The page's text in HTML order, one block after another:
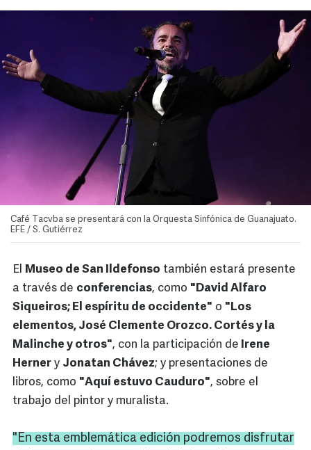
Café Tacvba se presentará con la Orquesta Sinfónica de Guanajuato.
EFE / S. Gutiérrez
El Museo de San Ildefonso también estará presente
a través de conferencias, como "David Alfaro
Siqueiros; El espíritu de occidente" o "Los
elementos, José Clemente Orozco. Cortés y la
Malinche y otros", con la participación de Irene
Herner y Jonatan Chávez; y presentaciones de
libros, como "Aquí estuvo Cauduro", sobre el
trabajo del pintor y muralista.
"En esta emblemática edición podremos disfrutar